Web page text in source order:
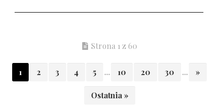
Strona 1 z 60
1 2 3 4 5 ... 10 20 30 ... »
Ostatnia »